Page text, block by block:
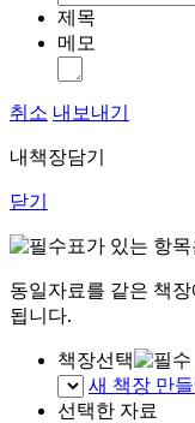
제목
메모
취소 내보내기
내책장담기
닫기
표가 있는 항
동일자료를 같은 책
됩니다.
책장선택
새 책장 만
선택한 자료